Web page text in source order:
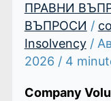
ПРАВНИ
ВЪПРОСИ /
Insolvency/
2026 / 4
Company